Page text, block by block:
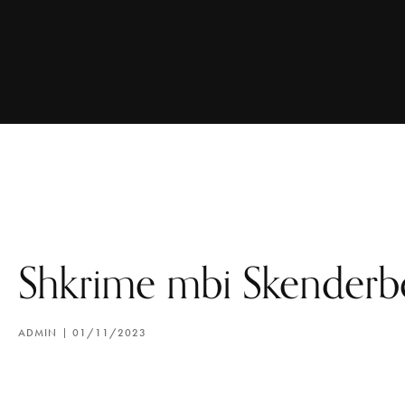
Shkrime mbi
ADMIN 01/11/2023